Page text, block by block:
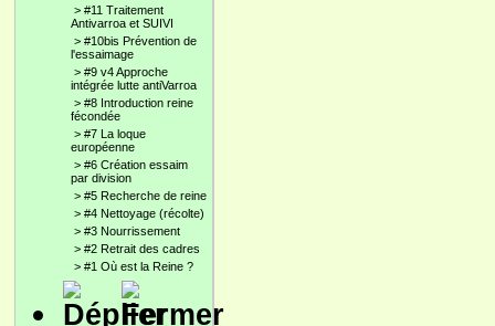
> #11 Traitement
Antivarroa et SUIVI
> #10bis Prévention de
l'essaimage
> #9 v4 Approche
intégrée lutte antiVarroa
> #8 Introduction reine
fécondée
> #7 La loque
européenne
> #6 Création essaim
par division
> #5 Recherche de reine
> #4 Nettoyage (récolte)
> #3 Nourrissement
> #2 Retrait des cadres
> #1 Où est la Reine ?